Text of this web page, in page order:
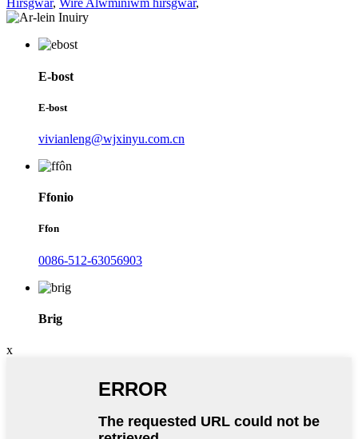
Hirsgwar, Wire Alwminiwm hirsgwar,
E-bost
E-bost
vivianleng@wjxinyu.com.cn
Ffonio
Ffon
0086-512-63056903
Brig
x